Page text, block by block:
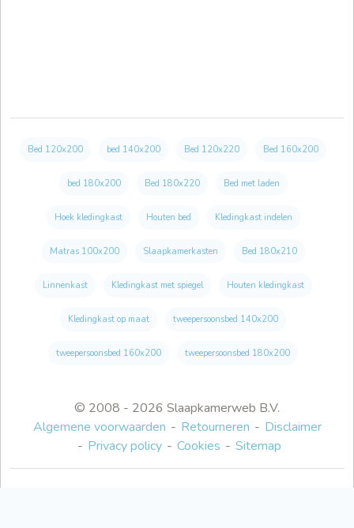
© 2008 - 2026 Slaapkamerweb B.V.
Algemene voorwaarden
Retourneren
Disclaimer
Privacy policy
Cookies Sitemap
Bed 120x200 bed 140x200 Bed 120x220 Bed 160x200
bed 180x200 Bed 180x220 Bed met laden
Hoek kledingkast Houten bed Kledingkast indelen
Matras 100x200 Slaapkamerkasten Bed 180x210
Linnenkast Kledingkast met spiegel Houten kledingkast
Kledingkast op maat tweepersoonsbed 140x200
tweepersoonsbed 160x200 tweepersoonsbed 180x200